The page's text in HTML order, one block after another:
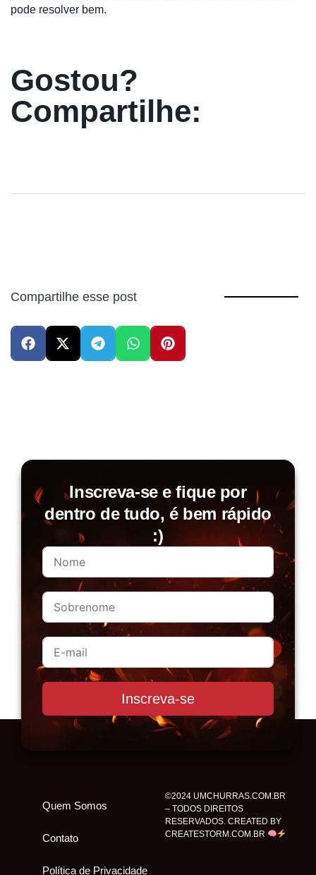
pode resolver bem.
Gostou?
Compartilhe:
Compartilhe esse post
Inscreva-se e fique por
dentro de tudo, é bem rápido
:)
Inscreva-se
Quem Somos
Contato
Política de Privacidade
©2024 UMCHURRAS.COM.BR
– TODOS DIREITOS
RESERVADOS. CREATED BY
CREATESTORM.COM.BR